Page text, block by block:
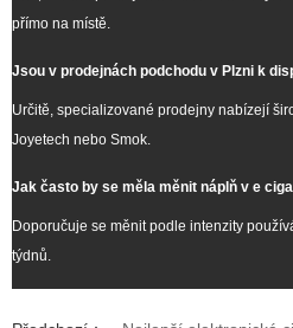
přímo na místě.
Jsou v prodejnách podchodu v Plzni k
Určitě, specializované prodejny nabízejí
Joyetech nebo Smok.
Jak často by se měla měnit náplň v e
Doporučuje se měnit podle intenzity
týdnů.